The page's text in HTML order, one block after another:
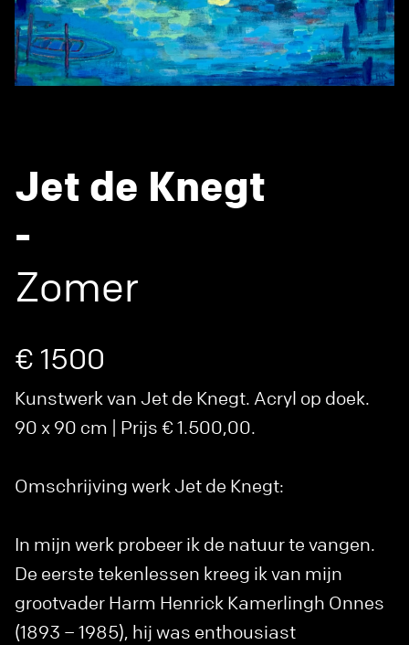
Jet de Knegt
-
Zomer
€ 1500
Kunstwerk van Jet de Knegt. Acryl op doek.
90 x 90 cm | Prijs € 1.500,00.
Omschrijving werk Jet de Knegt:
In mijn werk probeer ik de natuur te vangen.
De eerste tekenlessen kreeg ik van mijn
grootvader Harm Henrick Kamerlingh Onnes
(1893 – 1985), hij was enthousiast